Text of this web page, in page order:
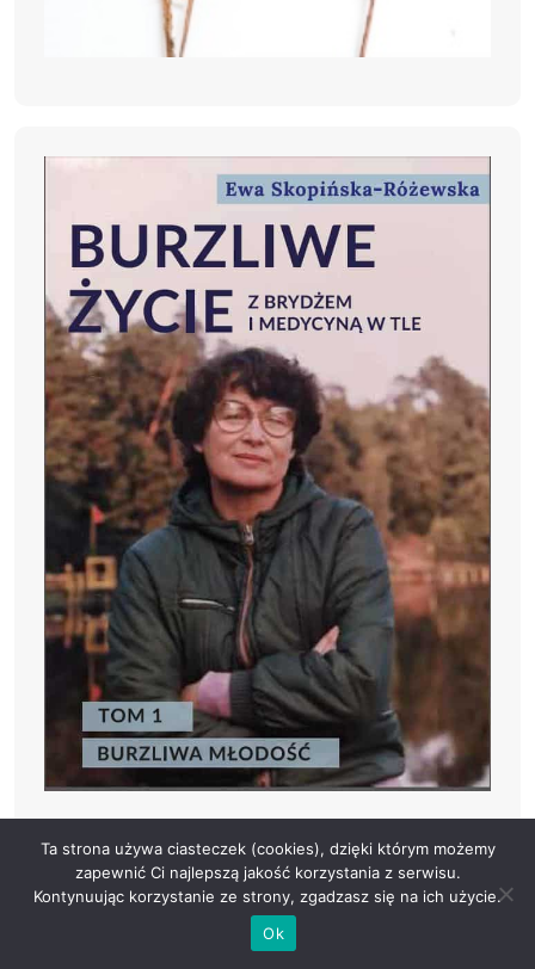
Ta strona używa ciasteczek (cookies), dzięki którym możemy
zapewnić Ci najlepszą jakość korzystania z serwisu.
Kontynuując korzystanie ze strony, zgadzasz się na ich użycie.
Ok